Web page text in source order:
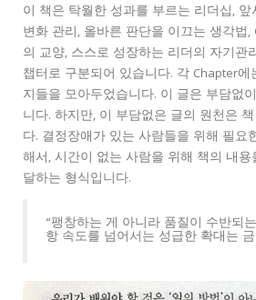
이 책은 탁월한 성과를 부르는 리더십,
변화 관리, 올바른 판단을 이끄는 생각법,
의 교양, 스스로 성장하는 리더의 자기관
챕터로 구분되어 있습니다. 각 Chapter
지들을 모아두었습니다. 이 글은 부담없
니다. 하지만, 이 부담없은 글의 원천은
다. 결정장애가 있는 사람들을 위해 필요
해서, 시간이 없는 사람을 위해 책의 내
달하는 형식입니다.
“팽창하는 게 아니라 품질이 수반되
항 속도를 넘어서는 성급한 확대는